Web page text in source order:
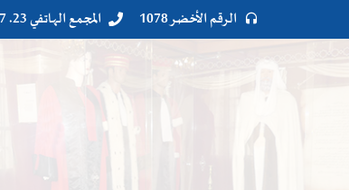

 الرقم الأخضر 1078 
 المجمع الهاتفي 23. 07. 24. 023